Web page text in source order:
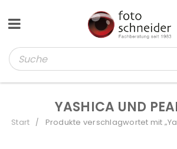
YASHICA UND
Start / Produkte verschlagwortet mit